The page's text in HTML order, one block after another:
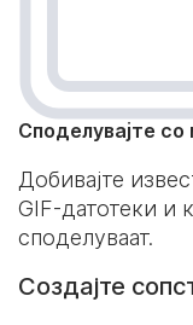
Споделувајте со
Добивајте
GIF-датотеки и
споделуваат.
Создајте